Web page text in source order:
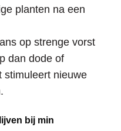
planten na een
op strenge vorst
dan dode of
stimuleert nieuwe
bij min